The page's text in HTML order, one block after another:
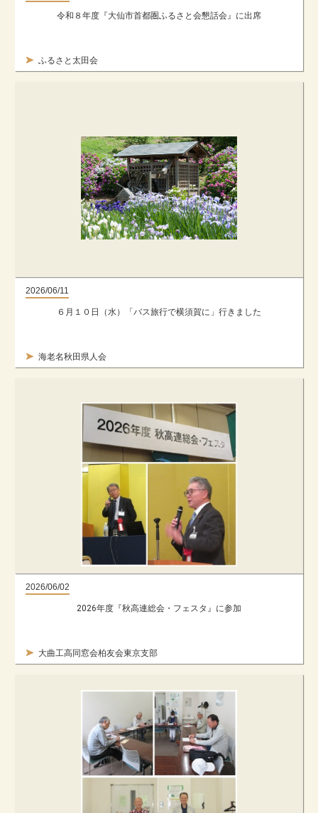
ふるさと太田会
令和８年度『大仙市首都圏ふるさと会懇話会』に出席
2026/06/11
海老名秋田県人会
６月１０日（水）「バス旅行で横須賀に」行きました
2026/06/02
大曲工高同窓会柏友会東京支部
2026年度『秋高連総会・フェスタ』に参加